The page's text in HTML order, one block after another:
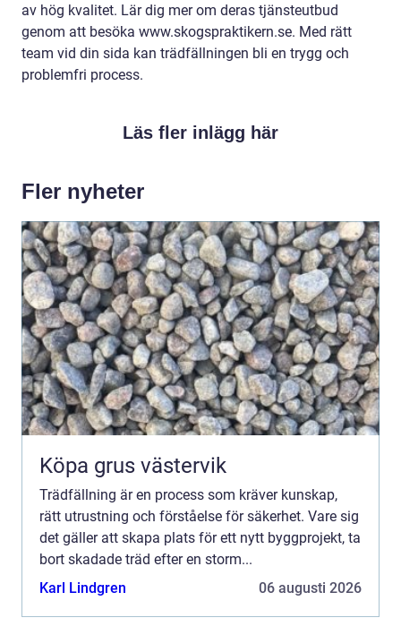
av hög kvalitet. Lär dig mer om deras tjänsteutbud
genom att besöka www.skogspraktikern.se. Med rätt
team vid din sida kan trädfällningen bli en trygg och
problemfri process.
Läs fler inlägg här
Fler nyheter
Köpa grus västervik
Trädfällning är en process som kräver kunskap,
rätt utrustning och förståelse för säkerhet. Vare sig
det gäller att skapa plats för ett nytt byggprojekt, ta
bort skadade träd efter en storm...
Karl Lindgren
06 augusti 2026